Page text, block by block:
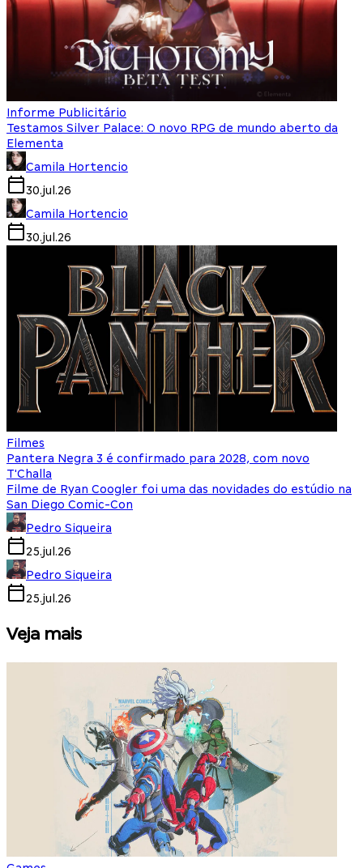
Informe Publicitário
Testamos Silver Palace: O novo RPG de mundo aberto da
Elementa
Camila Hortencio
30.jul.26
Camila Hortencio
30.jul.26
Filmes
Pantera Negra 3 é confirmado para 2028, com novo
T'Challa
Filme de Ryan Coogler foi uma das novidades do estúdio na
San Diego Comic-Con
Pedro Siqueira
25.jul.26
Pedro Siqueira
25.jul.26
Veja mais